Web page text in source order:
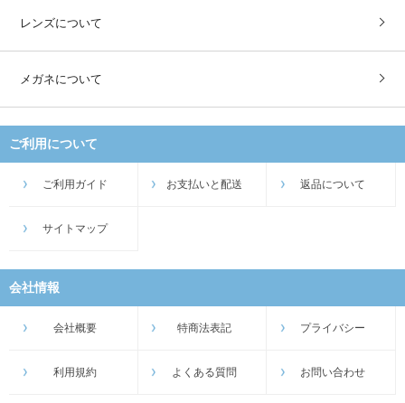
レンズについて
メガネについて
ご利用について
ご利用ガイド お支払いと配送 返品について
サイトマップ
会社情報
会社概要 特商法表記 プライバシー
利用規約 よくある質問 お問い合わせ